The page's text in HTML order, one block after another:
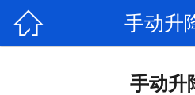

手动升